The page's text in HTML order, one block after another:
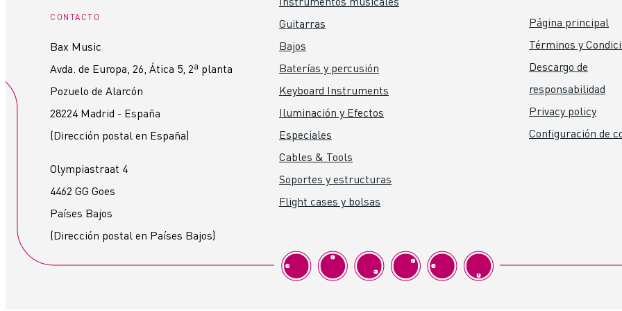
CONTACTO
Bax Music
Avda. de Europa, 26, Ática 5, 2ª planta
Pozuelo de Alarcón
28224 Madrid - España
(Dirección postal en España)
Olympiastraat 4
4462 GG Goes
Países Bajos
(Dirección postal en Países Bajos)
Guitarras
Bajos
Baterías y percusión
Keyboard Instruments
Iluminación y Efectos
Especiales
Cables & Tools
Soportes y estructuras
Flight cases y bolsas
Página principal
Términos y
Descargo de
responsabilidad
Privacy policy
Configuración de